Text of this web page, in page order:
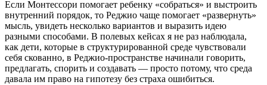
Если Монтессори помогает ребенку «собраться» и выстроить
внутренний порядок, то Реджио чаще помогает «развернуть»
мысль, увидеть несколько вариантов и выразить идею
разными способами. В полевых кейсах я не раз наблюдала,
как дети, которые в структурированной среде чувствовали
себя скованно, в Реджио-пространстве начинали говорить,
предлагать, спорить и создавать — просто потому, что среда
давала им право на гипотезу без страха ошибиться.